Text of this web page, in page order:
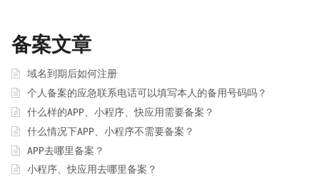
备案文章
域名到期后如何注册
个人备案的应急联系电话可以填写本人的备用号码吗？
什么样的APP、小程序、快应用需要备案？
什么情况下APP、小程序不需要备案？
APP去哪里备案？
小程序、快应用去哪里备案？